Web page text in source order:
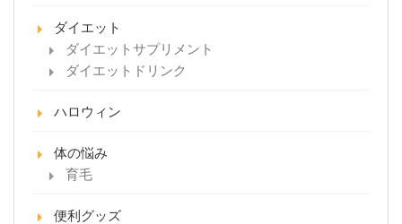
ダイエット
ダイエットサプリメント
ダイエットドリンク
ハロウィン
体の悩み
育毛
便利グッズ